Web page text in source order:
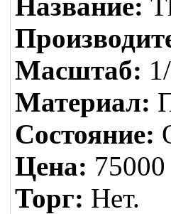
Масштаб:
Материал:
Состояние:
Цена:
Торг: Нет.